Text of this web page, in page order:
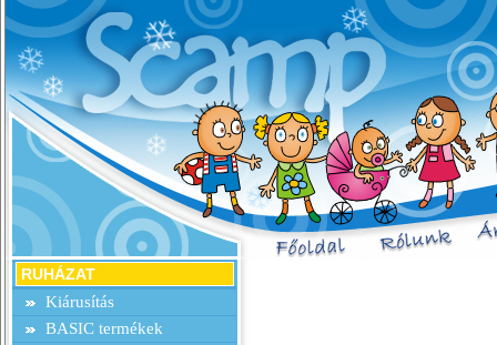
RUHÁZAT
Kiárusítás
BASIC termékek